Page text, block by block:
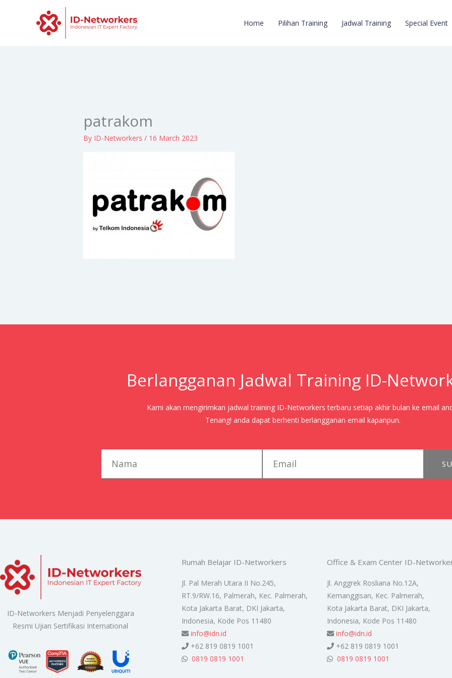
Home Pilihan Training Jadwal Training Special Event
patrakom
By ID-Networkers/ 16 March 2023
Berlangganan Jadwal Training ID-
Kami akan mengirimkan jadwal training ID-Networkers terbaru setiap akhir bulan ke email
Tenang! anda dapat berhenti berlangganan email kapanpun.
ID-Networkers Menjadi Penyelenggara
Resmi Ujian Sertifikasi International
Rumah Belajar ID-Networkers
Jl. Pal Merah Utara II No.245,
RT.9/RW.16, Palmerah, Kec. Palmerah,
Kota Jakarta Barat, DKI Jakarta,
Indonesia, Kode Pos 11480
info@idn.id
+62 819 0819 1001
0819 0819 1001
Office & Exam Center ID-
Jl. Anggrek Rosliana No.12A,
Kemanggisan, Kec. Palmerah,
Kota Jakarta Barat, DKI Jakarta,
Indonesia, Kode Pos 11480
info@idn.id
+62 819 0819 1001
0819 0819 1001